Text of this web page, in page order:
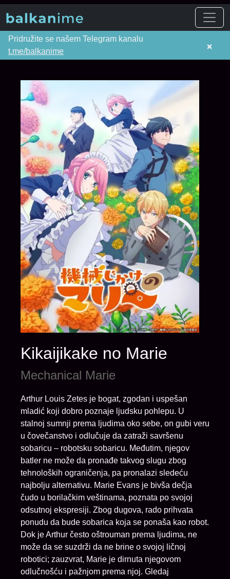
Pridružite se našem Telegram kanalu
t.me/balkanime
×
Kikaijikake no Marie
Mechanical Marie
Arthur Louis Zetes je bogat, zgodan i uspešan
mladić koji dobro poznaje ljudsku pohlepu. U
stalnoj sumnji prema ljudima oko sebe, on gubi veru
u čovečanstvo i odlučuje da zatraži savršenu
sobaricu – robotsku sobaricu. Međutim, njegov
batler ne može da pronađe takvog slugu zbog
tehnoloških ograničenja, pa pronalazi sledeću
najbolju alternativu. Marie Evans je bivša dečja
čudo u borilačkim veštinama, poznata po svojoj
odsutnoj ekspresiji. Zbog dugova, rado prihvata
ponudu da bude sobarica koja se ponaša kao robot.
Dok je Arthur često oštrouman prema ljudima, ne
može da se suzdrži da ne brine o svojoj ličnoj
robotici; zauzvrat, Marie je dirnuta njegovom
odlučnošću i pažnjom prema njoj. Gledaj